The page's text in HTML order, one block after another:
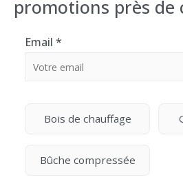
promotions près de
Email *
Bois de chauffage
Bûche compressée